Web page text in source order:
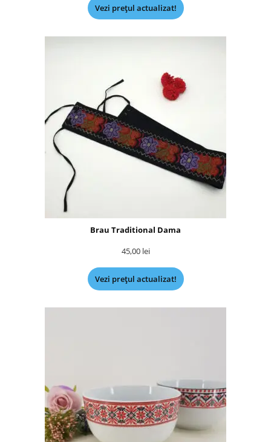
Vezi prețul actualizat!
Brau Traditional Dama
45,00 lei
Vezi prețul actualizat!